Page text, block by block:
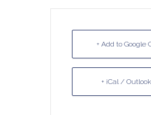
+ Add to Google
+ iCal /